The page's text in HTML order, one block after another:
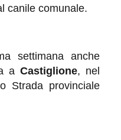
canile comunale.
settimana anche
a Castiglione, nel
Strada provinciale